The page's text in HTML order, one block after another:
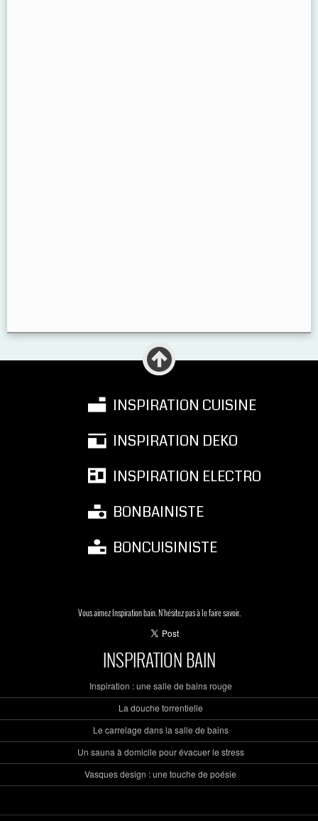
INSPIRATION CUISINE
INSPIRATION DEKO
INSPIRATION ELECTRO
BONBAINISTE
BONCUISINISTE
Vous aimez Inspiration bain. N'hésitez pas à le faire savoir.
INSPIRATION BAIN
Inspiration : une salle de bains rouge
La douche torrentielle
Le carrelage dans la salle de bains
Un sauna à domicile pour évacuer le stress
Vasques design : une touche de poésie